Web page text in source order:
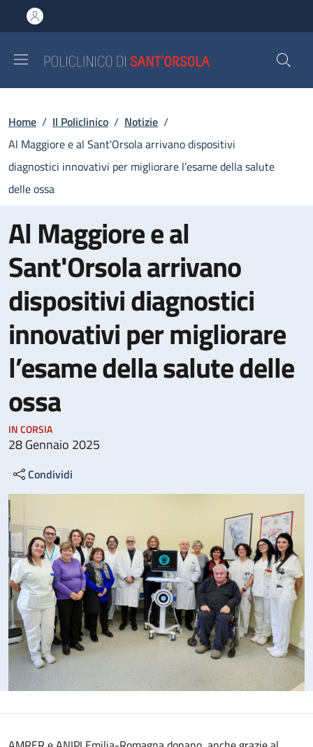
al contenuto principale
to footer content
Briciole di pane
Home / Il Policlinico / Notizie /
Al Maggiore e al Sant'Orsola arrivano dispositivi
diagnostici innovativi per migliorare l’esame della salute
delle ossa
Al Maggiore e al
Sant'Orsola arrivano
dispositivi diagnostici
innovativi per migliorare
l’esame della salute delle
ossa
IN CORSIA
28 Gennaio 2025
Condividi